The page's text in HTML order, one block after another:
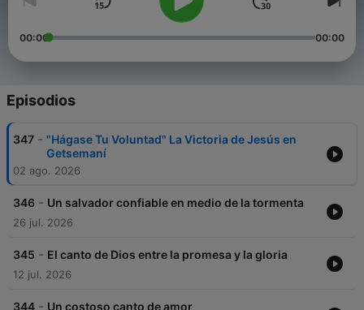
00:00 00:00
Episodios
347 - "Hágase Tu Voluntad" La Victoria de Jesús en
Getsemaní
02 ago. 2026
346 - Un salvador confiable en medio de la tormenta
26 jul. 2026
345 - El canto de Dios entre la promesa y la gloria
12 jul. 2026
344 - Un costoso canto de amor